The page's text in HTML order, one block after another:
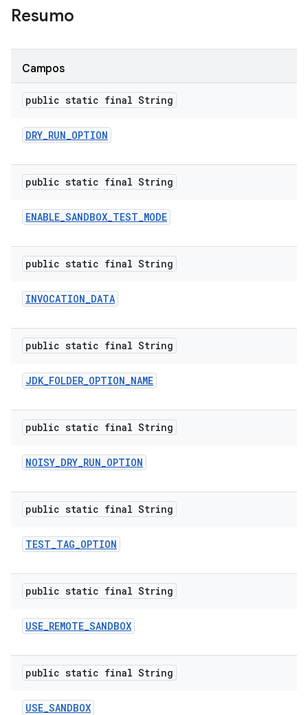
Resumo
Campos
public static final String
DRY_RUN_OPTION
public static final String
ENABLE_SANDBOX_TEST_MODE
public static final String
INVOCATION_DATA
public static final String
JDK_FOLDER_OPTION_NAME
public static final String
NOISY_DRY_RUN_OPTION
public static final String
TEST_TAG_OPTION
public static final String
USE_REMOTE_SANDBOX
public static final String
USE_SANDBOX